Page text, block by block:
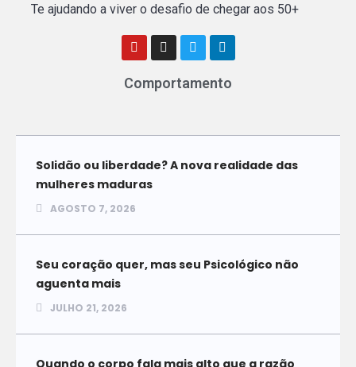
Te ajudando a viver o desafio de chegar aos 50+
Comportamento
Solidão ou liberdade? A nova realidade das
mulheres maduras
AGOSTO 7, 2026
Seu coração quer, mas seu Psicológico não
aguenta mais
JULHO 21, 2026
Quando o corpo fala mais alto que a razão